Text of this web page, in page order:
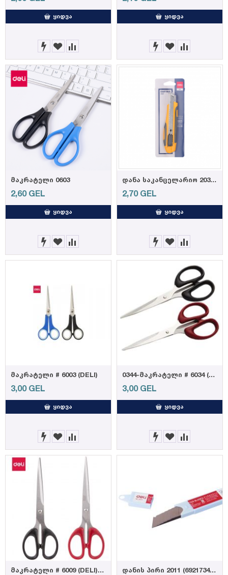
ᲧᲘᲓᲕᲐ ᲧᲘᲓᲕᲐ
მაკრატელი 0603
2,60 GEL
ᲧᲘᲓᲕᲐ
დანა საკანცელარიო 2039 (6921734920393)
2,70 GEL
ᲧᲘᲓᲕᲐ
მაკრატელი # 6003 (DELI)
3,00 GEL
ᲧᲘᲓᲕᲐ
0344-მაკრატელი # 6034 (DELI) (6921734960344)
3,00 GEL
ᲧᲘᲓᲕᲐ
მაკრატელი # 6009 (DELI) (6921734960092) დანის პირი 2011 (6921734920119)